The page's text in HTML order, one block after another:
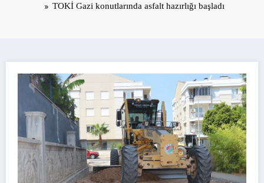
TOKİ Gazi konutlarında asfalt hazırlığı başladı